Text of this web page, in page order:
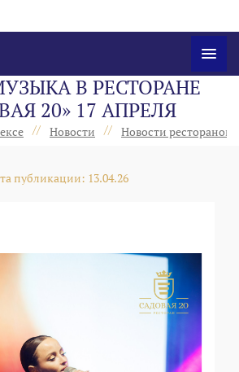
В РЕСТОРАНЕ
20» 17 АПРЕЛЯ
// Новости // Новости ресторанов
публикации: 13.04.26